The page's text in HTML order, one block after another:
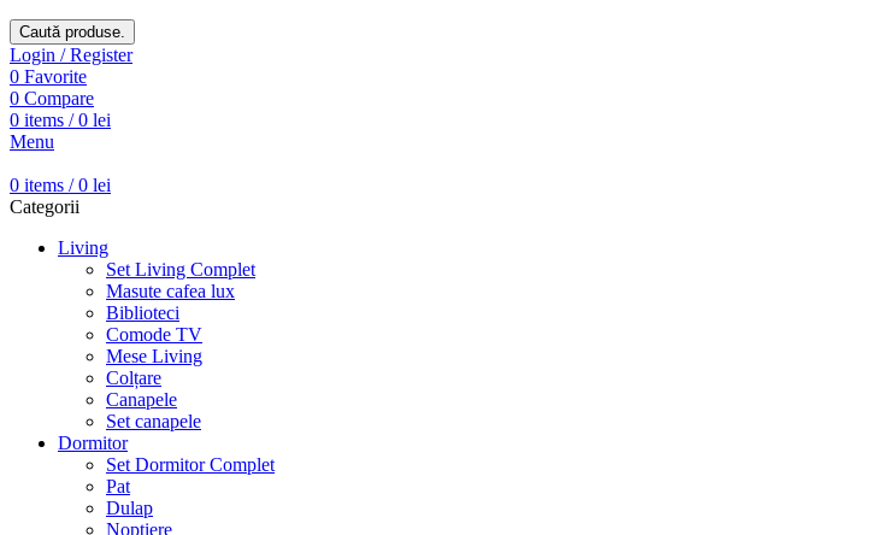
Caută produse.
Login / Register
0 Favorite
0 Compare
0 items / 0 lei
Menu
0 items / 0 lei
Categorii
Living
Set Living Complet
Masute cafea lux
Biblioteci
Comode TV
Mese Living
Colțare
Canapele
Set canapele
Dormitor
Set Dormitor Complet
Pat
Dulap
Noptiere